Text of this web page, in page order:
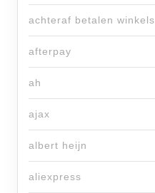
achteraf betalen winkels
afterpay
ah
ajax
albert heijn
aliexpress